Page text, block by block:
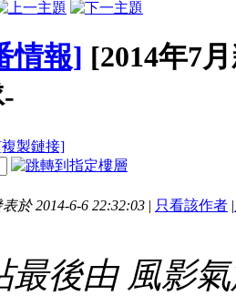
情報] [2014年7
製鏈接]
表於 2014-6-6 22:32:03 | 只看該作者 |
最後由 風影